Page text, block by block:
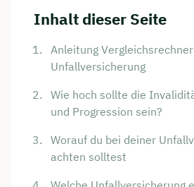
Inhalt dieser Seite
Anleitung
Unfallversicherung
Wie hoch sollte die
und Progression sein?
Worauf du bei deiner
achten solltest